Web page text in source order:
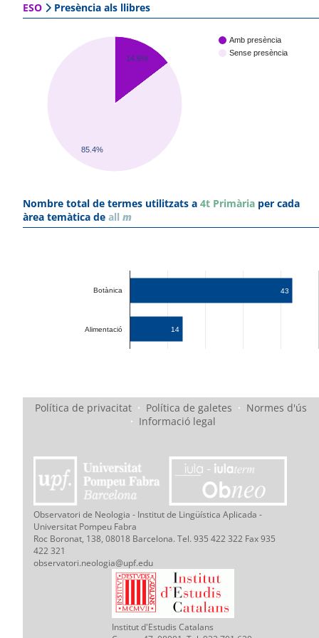
ESO Presència als llibres
Amb presència
Sense presència
14.6%
85.4%
Nombre total de termes utilitzats a 4t Primària per cada
àrea temàtica de all m
Botànica
Alimentació
43
14
Política de privacitat · Política de galetes · Normes d'ús
· Informació legal
Observatori de Neologia - Institut de Lingüística Aplicada -
Universitat Pompeu Fabra
Roc Boronat, 138, 08018 Barcelona. Tel. 935 422 322 Fax 935
422 321
observatori.neologia@upf.edu
Institut d'Estudis Catalans